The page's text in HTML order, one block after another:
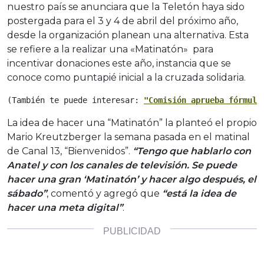
nuestro país se anunciara que la Teletón haya sido
postergada para el 3 y 4 de abril del próximo año,
desde la organización planean una alternativa. Esta
se refiere a la realizar una «Matinatón» para
incentivar donaciones este año, instancia que se
conoce como puntapié inicial a la cruzada solidaria.
(También te puede interesar: "Comisión aprueba
La idea de hacer una “Matinatón” la planteó el propio
Mario Kreutzberger la semana pasada en el matinal
de Canal 13, “Bienvenidos”. “Tengo que hablarlo con
Anatel y con los canales de televisión. Se puede
hacer una gran ‘Matinatón’ y hacer algo después, el
sábado”, comentó y agregó que “está la idea de
hacer una meta digital”.